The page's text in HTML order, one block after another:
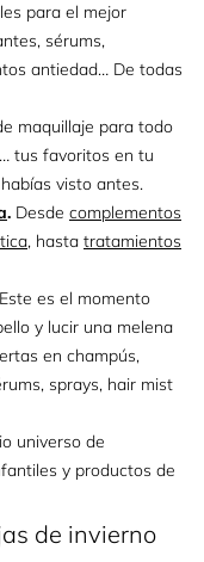
para el mejor
sérums,
antiedad… De todas
maquillaje para todo
tus favoritos en tu
visto antes.
. Desde complementos
, hasta tratamientos
Este es el momento
y lucir una melena
en champús,
sprays, hair mist
universo de
y productos de
de invierno